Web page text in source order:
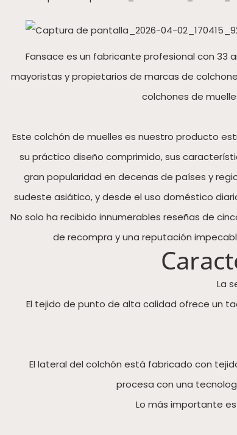
Fansace es un fabricante profesional con 33
mayoristas y propietarios de marcas de
colchones de
Este colchón de muelles es nuestro producto
su práctico diseño comprimido, sus
gran popularidad en decenas de países y
sudeste asiático, y desde el uso doméstico
No solo ha recibido innumerables reseñas de
de recompra y una reputación
La
El tejido de punto de alta calidad ofrece un
El lateral del colchón está fabricado con
procesa con una
Lo más importante